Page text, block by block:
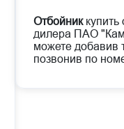
Отбойниккупить
дилера ПАО
можете добавив
позвонив по